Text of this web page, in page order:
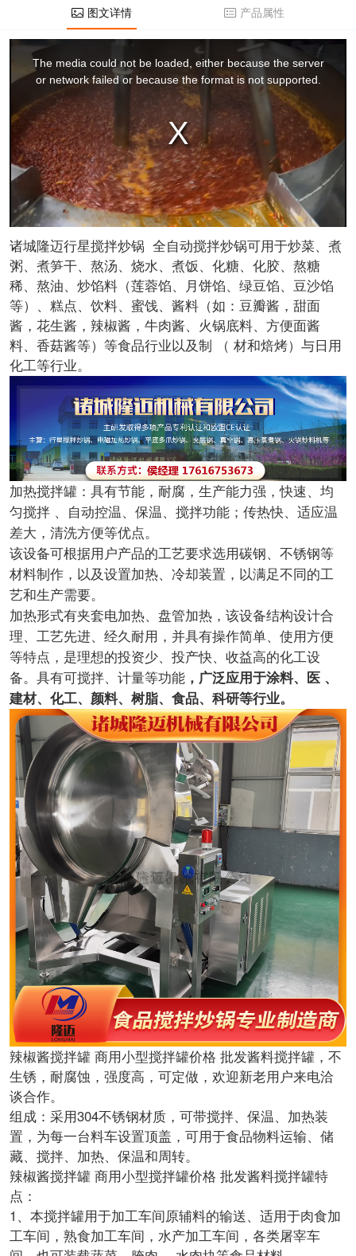
图文详情 产品属性
window.
The media could not be loaded, either because the server
or network failed or because the format is not supported.
诸城隆迈行星搅拌炒锅 全自动搅拌炒锅可用于炒菜、煮
粥、煮笋干、熬汤、烧水、煮饭、化糖、化胶、熬糖
稀、熬油、炒馅料（莲蓉馅、月饼馅、绿豆馅、豆沙馅
等）、糕点、饮料、蜜饯、酱料（如：豆瓣酱，甜面
酱，花生酱，辣椒酱，牛肉酱、火锅底料、方便面酱
料、香菇酱等）等食品行业以及制 （ 材和焙烤）与日用
化工等行业。
加热搅拌罐：具有节能，耐腐，生产能力强，快速、均
匀搅拌 、自动控温、保温、搅拌功能；传热快、适应温
差大，清洗方便等优点。
该设备可根据用户产品的工艺要求选用碳钢、不锈钢等
材料制作，以及设置加热、冷却装置，以满足不同的工
艺和生产需要。
加热形式有夹套电加热、盘管加热，该设备结构设计合
理、工艺先进、经久耐用，并具有操作简单、使用方便
等特点，是理想的投资少、投产快、收益高的化工设
备。具有可搅拌、计量等功能， 广泛应用于涂料、医 、
建材、化工、颜料、树脂、食品、科研等行业。
辣椒酱搅拌罐 商用小型搅拌罐价格 批发酱料搅拌罐，不
生锈，耐腐蚀，强度高，可定做，欢迎新老用户来电洽
谈合作。
组成：采用304不锈钢材质，可带搅拌、保温、加热装
置，为每一台料车设置顶盖，可用于食品物料运输、储
藏、搅拌、加热、保温和周转。
辣椒酱搅拌罐 商用小型搅拌罐价格 批发酱料搅拌罐特
点：
1、本搅拌罐用于加工车间原辅料的输送、适用于肉食加
工车间，熟食加工车间，水产加工车间，各类屠宰车